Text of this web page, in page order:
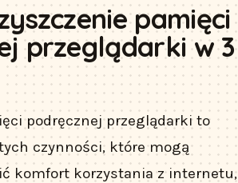
pamięci
przeglądarki w 3
podręcznej przeglądarki to
czynności, które mogą
komfort korzystania z internetu,